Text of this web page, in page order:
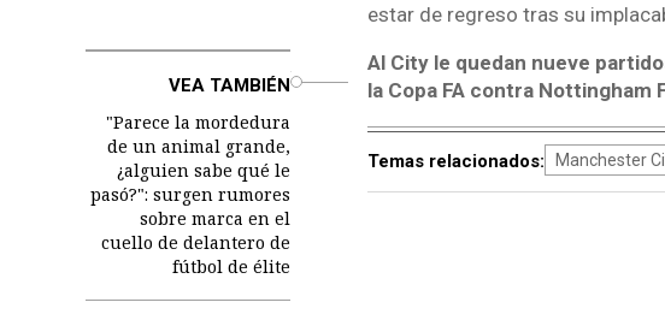
estar de regreso tras su
VEA TAMBIÉN
"Parece la mordedura
de un animal grande,
¿alguien sabe qué le
pasó?": surgen rumores
sobre marca en el
cuello de delantero de
fútbol de élite
Al City le quedan nueve
la Copa FA contra Nottingham
Temas relacionados: Manchester